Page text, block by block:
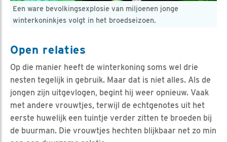
Een ware bevolkingsexplosie van miljoenen jonge
winterkoninkjes volgt in het broedseizoen.
Open relaties
Op die manier heeft de winterkoning soms wel drie
nesten tegelijk in gebruik. Maar dat is niet alles. Als de
jongen zijn uitgevlogen, begint hij weer opnieuw. Vaak
met andere vrouwtjes, terwijl de echtgenotes uit het
eerste huwelijk een tuintje verder zitten te broeden bij
de buurman. Die vrouwtjes hechten blijkbaar net zo min